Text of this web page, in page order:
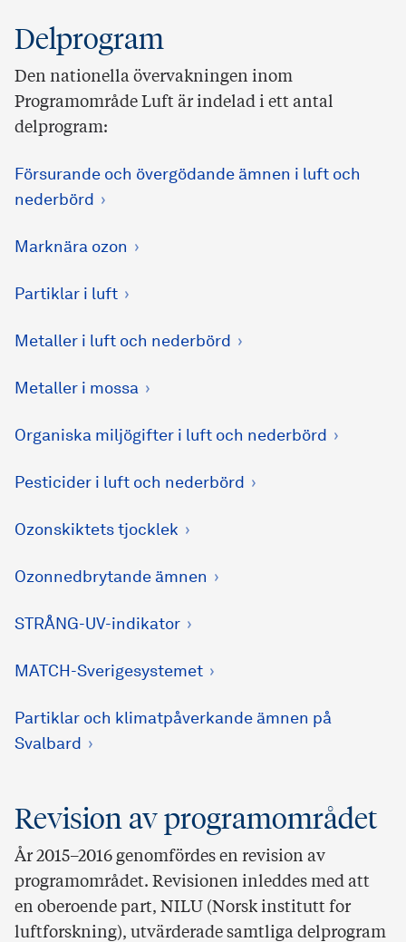
Delprogram
Den nationella övervakningen inom
Programområde Luft är indelad i ett antal
delprogram:
Försurande och övergödande ämnen i luft och
nederbörd
Marknära ozon
Partiklar i luft
Metaller i luft och nederbörd
Metaller i mossa
Organiska miljögifter i luft och nederbörd
Pesticider i luft och nederbörd
Ozonskiktets tjocklek
Ozonnedbrytande ämnen
STRÅNG-UV-indikator
MATCH-Sverigesystemet
Partiklar och klimatpåverkande ämnen på
Svalbard
Revision av programområdet
År 2015–2016 genomfördes en revision av
programområdet. Revisionen inleddes med att
en oberoende part, NILU (Norsk institutt for
luftforskning), utvärderade samtliga delprogram